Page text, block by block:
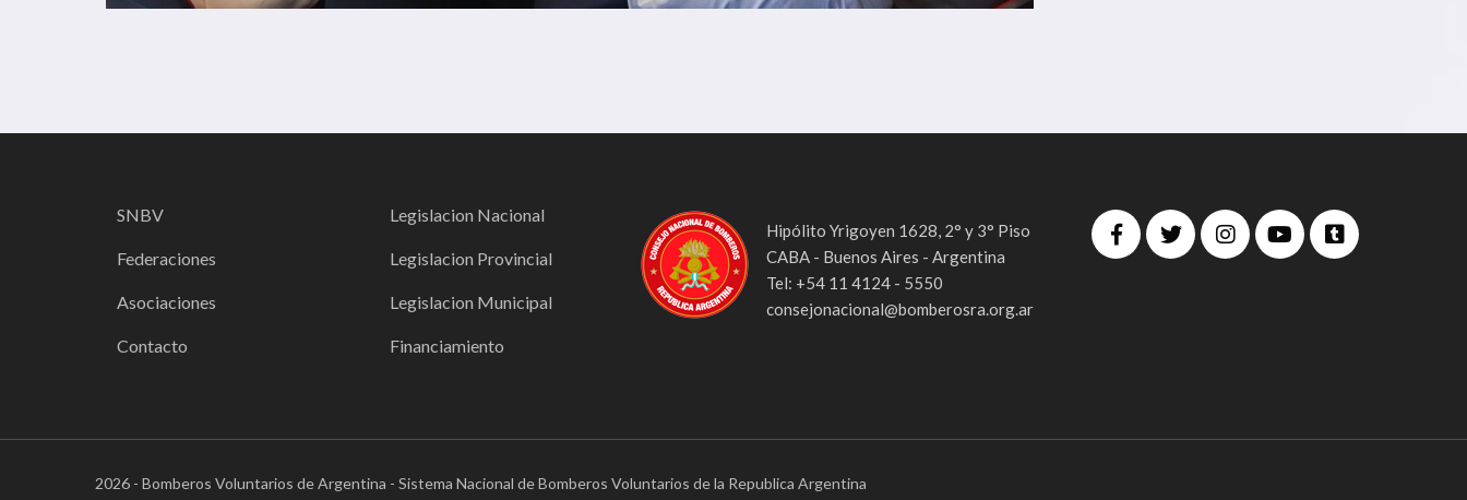
SNBV
Federaciones
Asociaciones
Contacto
Legislacion Nacional
Legislacion Provincial
Legislacion Municipal
Financiamiento
Hipólito Yrigoyen 1628, 2° y 3° Piso
CABA - Buenos Aires - Argentina
Tel: +54 11 4124 - 5550
consejonacional@bomberosra.org.ar
2026 - Bomberos Voluntarios de Argentina - Sistema Nacional de Bomberos Voluntarios de la Republica Argentina